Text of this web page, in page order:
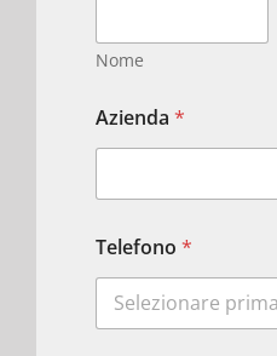
Nome
Azienda *
Telefono *